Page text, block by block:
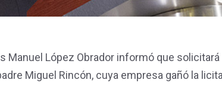
Manuel López Obrador informó que
Miguel Rincón, cuya empresa gañó la